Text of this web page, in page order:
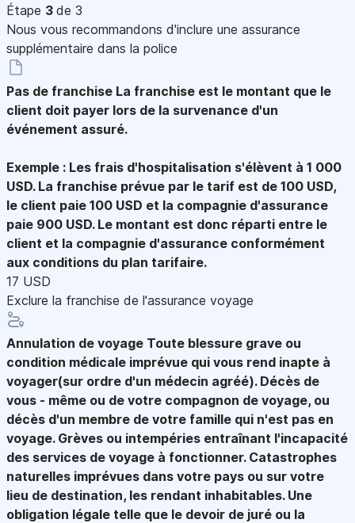
Étape 3 de 3
Nous vous recommandons d'inclure une assurance
supplémentaire dans la police
Pas de franchise La franchise est le montant que le
client doit payer lors de la survenance d'un
événement assuré.
Exemple : Les frais d'hospitalisation s'élèvent à 1 000
USD. La franchise prévue par le tarif est de 100 USD,
le client paie 100 USD et la compagnie d'assurance
paie 900 USD. Le montant est donc réparti entre le
client et la compagnie d'assurance conformément
aux conditions du plan tarifaire.
17 USD
Exclure la franchise de l'assurance voyage
Annulation de voyage Toute blessure grave ou
condition médicale imprévue qui vous rend inapte à
voyager(sur ordre d'un médecin agréé). Décès de
vous - même ou de votre compagnon de voyage, ou
décès d'un membre de votre famille qui n'est pas en
voyage. Grèves ou intempéries entraînant l'incapacité
des services de voyage à fonctionner. Catastrophes
naturelles imprévues dans votre pays ou sur votre
lieu de destination, les rendant inhabitables. Une
obligation légale telle que le devoir de juré ou la